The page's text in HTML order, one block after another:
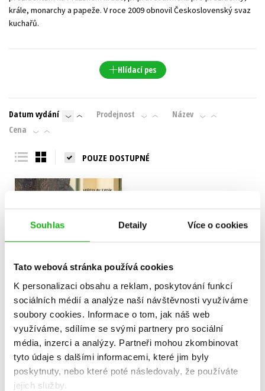
Souhlas Detaily Více o cookies
Tato webová stránka používá cookies
K personalizaci obsahu a reklam, poskytování funkcí
sociálních médií a analýze naší návštěvnosti využíváme
soubory cookies. Informace o tom, jak náš web
využíváme, sdílíme se svými partnery pro sociální
média, inzerci a analýzy. Partneři mohou zkombinovat
tyto údaje s dalšími informacemi, které jim byly
poskytnuty, nebo které poté následovaly, že používáte
jejich služby.
krále, monarchy a papeže. V roce 2009 obnovil Československý svaz
kuchařů.
Hlídací pes
Datum vydání Prodejnost
Název
Cena
POUZE DOSTUPNÉ
Sapíkův svět
Martin Jaroš,
Jaroslav Sapík
399 Kč499 Kč
Do košíku